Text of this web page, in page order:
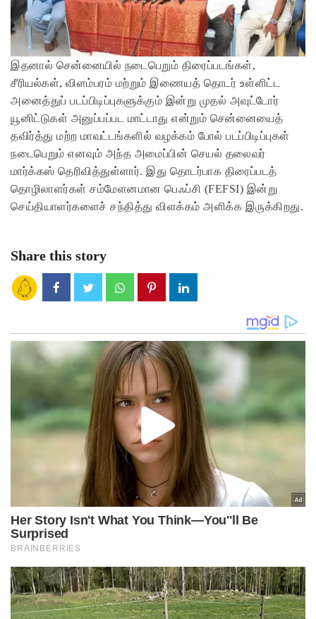
இதனால் சென்னையில் நடைபெறும் திரைப்படங்கள்,
சீரியல்கள், விளம்பரம் மற்றும் இணையத் தொடர் உள்ளிட்ட
அனைத்துப் படப்பிடிப்புகளுக்கும் இன்று முதல் அவுட்டோர்
யூனிட்டுகள் அனுப்பப்பட மாட்டாது என்றும் சென்னையைத்
தவிர்த்து மற்ற மாவட்டங்களில் வழக்கம் போல் படப்பிடிப்புகள்
நடைபெறும் எனவும் அந்த அமைப்பின் செயல் தலைவர்
மார்க்கஸ் தெரிவித்துள்ளார். இது தொடர்பாக திரைப்படத்
தொழிலாளர்கள் சம்மேளனமான பெஃப்சி (FEFSI) இன்று
செய்தியாளர்களைச் சந்தித்து விளக்கம் அளிக்க இருக்கிறது.
Share this story